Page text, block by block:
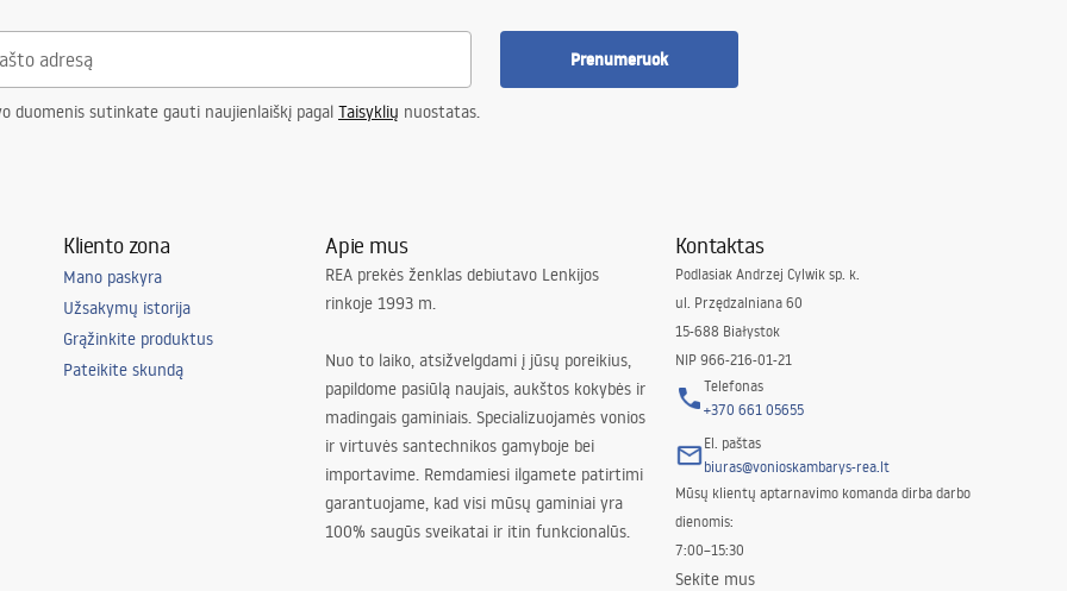
Prenumeruok
duomenis sutinkate gauti naujienlaiškį pagal Taisyklių nuostatas.
Kliento zona
Mano paskyra
Užsakymų istorija
Grąžinkite produktus
Pateikite skundą
Apie mus
REA prekės ženklas debiutavo Lenkijos
rinkoje 1993 m.
Nuo to laiko, atsižvelgdami į jūsų poreikius,
papildome pasiūlą naujais, aukštos kokybės ir
madingais gaminiais. Specializuojamės vonios
ir virtuvės santechnikos gamyboje bei
importavime. Remdamiesi ilgamete patirtimi
garantuojame, kad visi mūsų gaminiai yra
100% saugūs sveikatai ir itin funkcionalūs.
Kontaktas
Podlasiak Andrzej Cylwik sp. k.
ul. Przędzalniana 60
15-688 Białystok
NIP 966-216-01-21
Telefonas
+370 661 05655
El. paštas
biuras@vonioskambarys-rea.lt
Mūsų klientų aptarnavimo komanda dirba darbo
dienomis:
7:00–15:30
Sekite mus